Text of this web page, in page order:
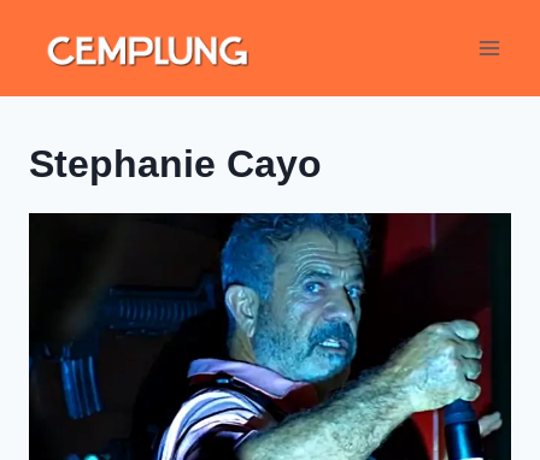
Stephanie Cayo